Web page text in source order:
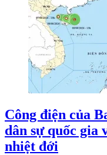
Công điện của
dân sự quốc gia
nhiệt đới